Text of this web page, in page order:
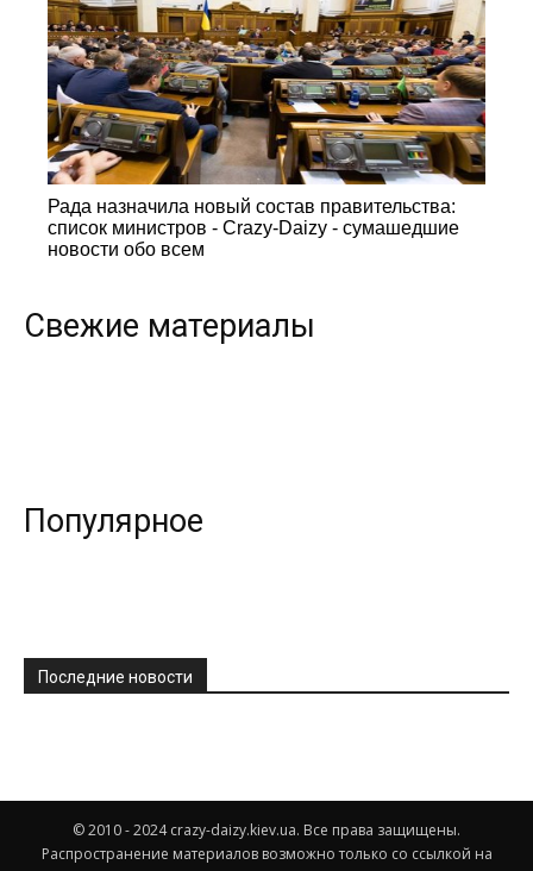
Рада назначила новый состав правительства:
список министров - Crazy-Daizy - сумашедшие
новости обо всем
Свежие материалы
Популярное
Последние новости
© 2010 - 2024 crazy-daizy.kiev.ua. Все права защищены.
Распространение материалов возможно только со ссылкой на